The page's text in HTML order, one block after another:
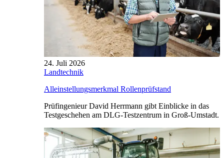
24. Juli 2026
Landtechnik
Alleinstellungsmerkmal Rollenprüfstand
Prüfingenieur David Herrmann gibt Einblicke in das
Testgeschehen am DLG-Testzentrum in Groß-Umstadt.